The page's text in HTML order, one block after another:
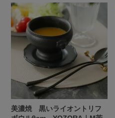
美濃焼 黒いライオントリフ